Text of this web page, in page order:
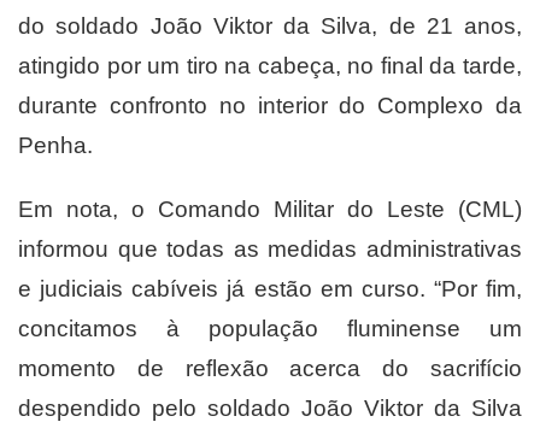
do soldado João Viktor da Silva, de 21 anos,
atingido por um tiro na cabeça, no final da tarde,
durante confronto no interior do Complexo da
Penha.
Em nota, o Comando Militar do Leste (CML)
informou que todas as medidas administrativas
e judiciais cabíveis já estão em curso. “Por fim,
concitamos à população fluminense um
momento de reflexão acerca do sacrifício
despendido pelo soldado João Viktor da Silva